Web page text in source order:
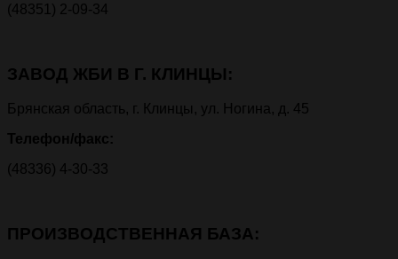
(48351) 2-09-34
ЗАВОД ЖБИ В Г. КЛИНЦЫ:
Брянская область, г. Клинцы, ул. Ногина, д. 45
Телефон/факс:
(48336) 4-30-33
ПРОИЗВОДСТВЕННАЯ БАЗА: